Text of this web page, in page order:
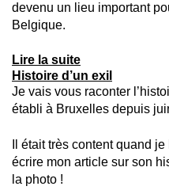
Histoire d’un exil
Je vais vous raconter
établi à Bruxelles depuis
Il était très content quand
écrire mon article sur son
la photo !
devenu un lieu important
Belgique.
Lire la suite